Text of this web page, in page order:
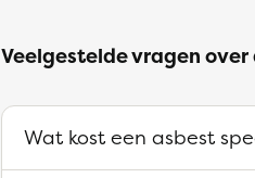
Veelgestelde vragen
Wat kost een asbest